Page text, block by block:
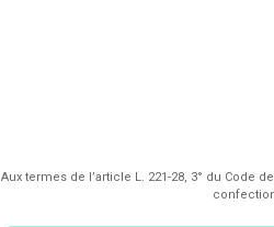
Aux termes de l’article L. 221-28, 3° du